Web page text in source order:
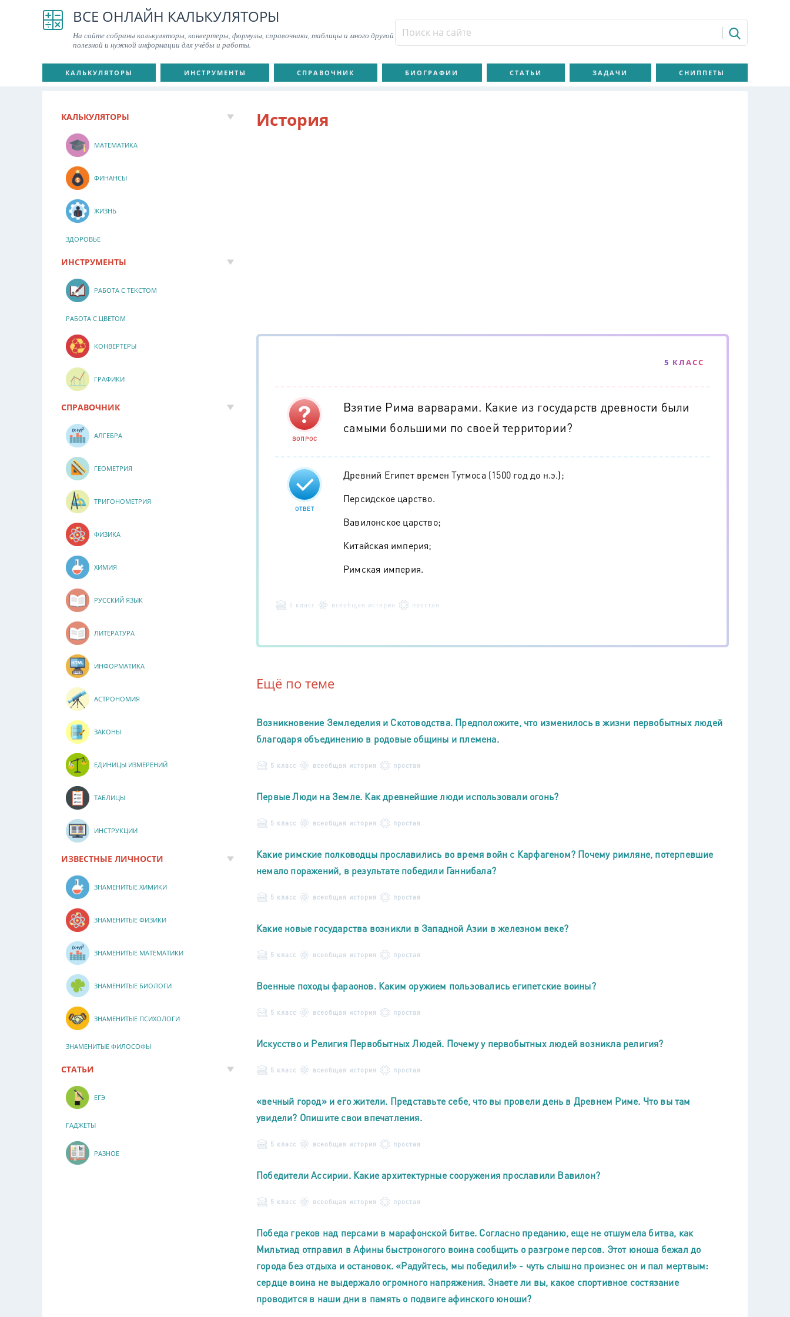
ВСЕ ОНЛАЙН КАЛЬКУЛЯТОРЫ
На сайте собраны калькуляторы, конвертеры, формулы, справочники, таблицы и много другой
полезной и нужной информации для учёбы и работы.
КАЛЬКУЛЯТОРЫ ИНСТРУМЕНТЫ СПРАВОЧНИК БИОГРАФИИ СТАТЬИ ЗАДАЧИ СНИППЕТЫ
История
5 КЛАСС
ВОПРОС
Взятие Рима варварами. Какие из государств древности были
самыми большими по своей территории?
ОТВЕТ
Древний Египет времен Тутмоса (1500 год до н.э.);
Персидское царство.
Вавилонское царство;
Китайская империя;
Римская империя.
5 класс всеобщая история простая
Ещё по теме
Возникновение Земледелия и Скотоводства. Предположите, что изменилось в жизни первобытных людей
благодаря объединению в родовые общины и племена.
5 класс всеобщая история простая
Первые Люди на Земле. Как древнейшие люди использовали огонь?
5 класс всеобщая история простая
Какие римские полководцы прославились во время войн с Карфагеном? Почему римляне, потерпевшие
немало поражений, в результате победили Ганнибала?
5 класс всеобщая история простая
Какие новые государства возникли в Западной Азии в железном веке?
5 класс всеобщая история простая
Военные походы фараонов. Каким оружием пользовались египетские воины?
5 класс всеобщая история простая
Искусство и Религия Первобытных Людей. Почему у первобытных людей возникла религия?
5 класс всеобщая история простая
«вечный город» и его жители. Представьте себе, что вы провели день в Древнем Риме. Что вы там
увидели? Опишите свои впечатления.
5 класс всеобщая история простая
Победители Ассирии. Какие архитектурные сооружения прославили Вавилон?
5 класс всеобщая история простая
Победа греков над персами в марафонской битве. Согласно преданию, еще не отшумела битва, как
Мильтиад отправил в Афины быстроногого воина сообщить о разгроме персов. Этот юноша бежал до
города без отдыха и остановок. «Радуйтесь, мы победили!» - чуть слышно произнес он и пал мертвым:
сердце воина не выдержало огромного напряжения. Знаете ли вы, какое спортивное состязание
проводится в наши дни в память о подвиге афинского юноши?
КАЛЬКУЛЯТОРЫ
МАТЕМАТИКА
ФИНАНСЫ
ЖИЗНЬ
ЗДОРОВЬЕ
ИНСТРУМЕНТЫ
РАБОТА С ТЕКСТОМ
РАБОТА С ЦВЕТОМ
КОНВЕРТЕРЫ
ГРАФИКИ
СПРАВОЧНИК
АЛГЕБРА
ГЕОМЕТРИЯ
ТРИГОНОМЕТРИЯ
ФИЗИКА
ХИМИЯ
РУССКИЙ ЯЗЫК
ЛИТЕРАТУРА
ИНФОРМАТИКА
АСТРОНОМИЯ
ЗАКОНЫ
ЕДИНИЦЫ ИЗМЕРЕНИЙ
ТАБЛИЦЫ
ИНСТРУКЦИИ
ИЗВЕСТНЫЕ ЛИЧНОСТИ
ЗНАМЕНИТЫЕ ХИМИКИ
ЗНАМЕНИТЫЕ ФИЗИКИ
ЗНАМЕНИТЫЕ МАТЕМАТИКИ
ЗНАМЕНИТЫЕ БИОЛОГИ
ЗНАМЕНИТЫЕ ПСИХОЛОГИ
ЗНАМЕНИТЫЕ ФИЛОСОФЫ
СТАТЬИ
ЕГЭ
ГАДЖЕТЫ
РАЗНОЕ